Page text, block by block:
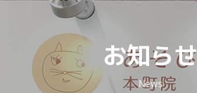
お知らせ
News